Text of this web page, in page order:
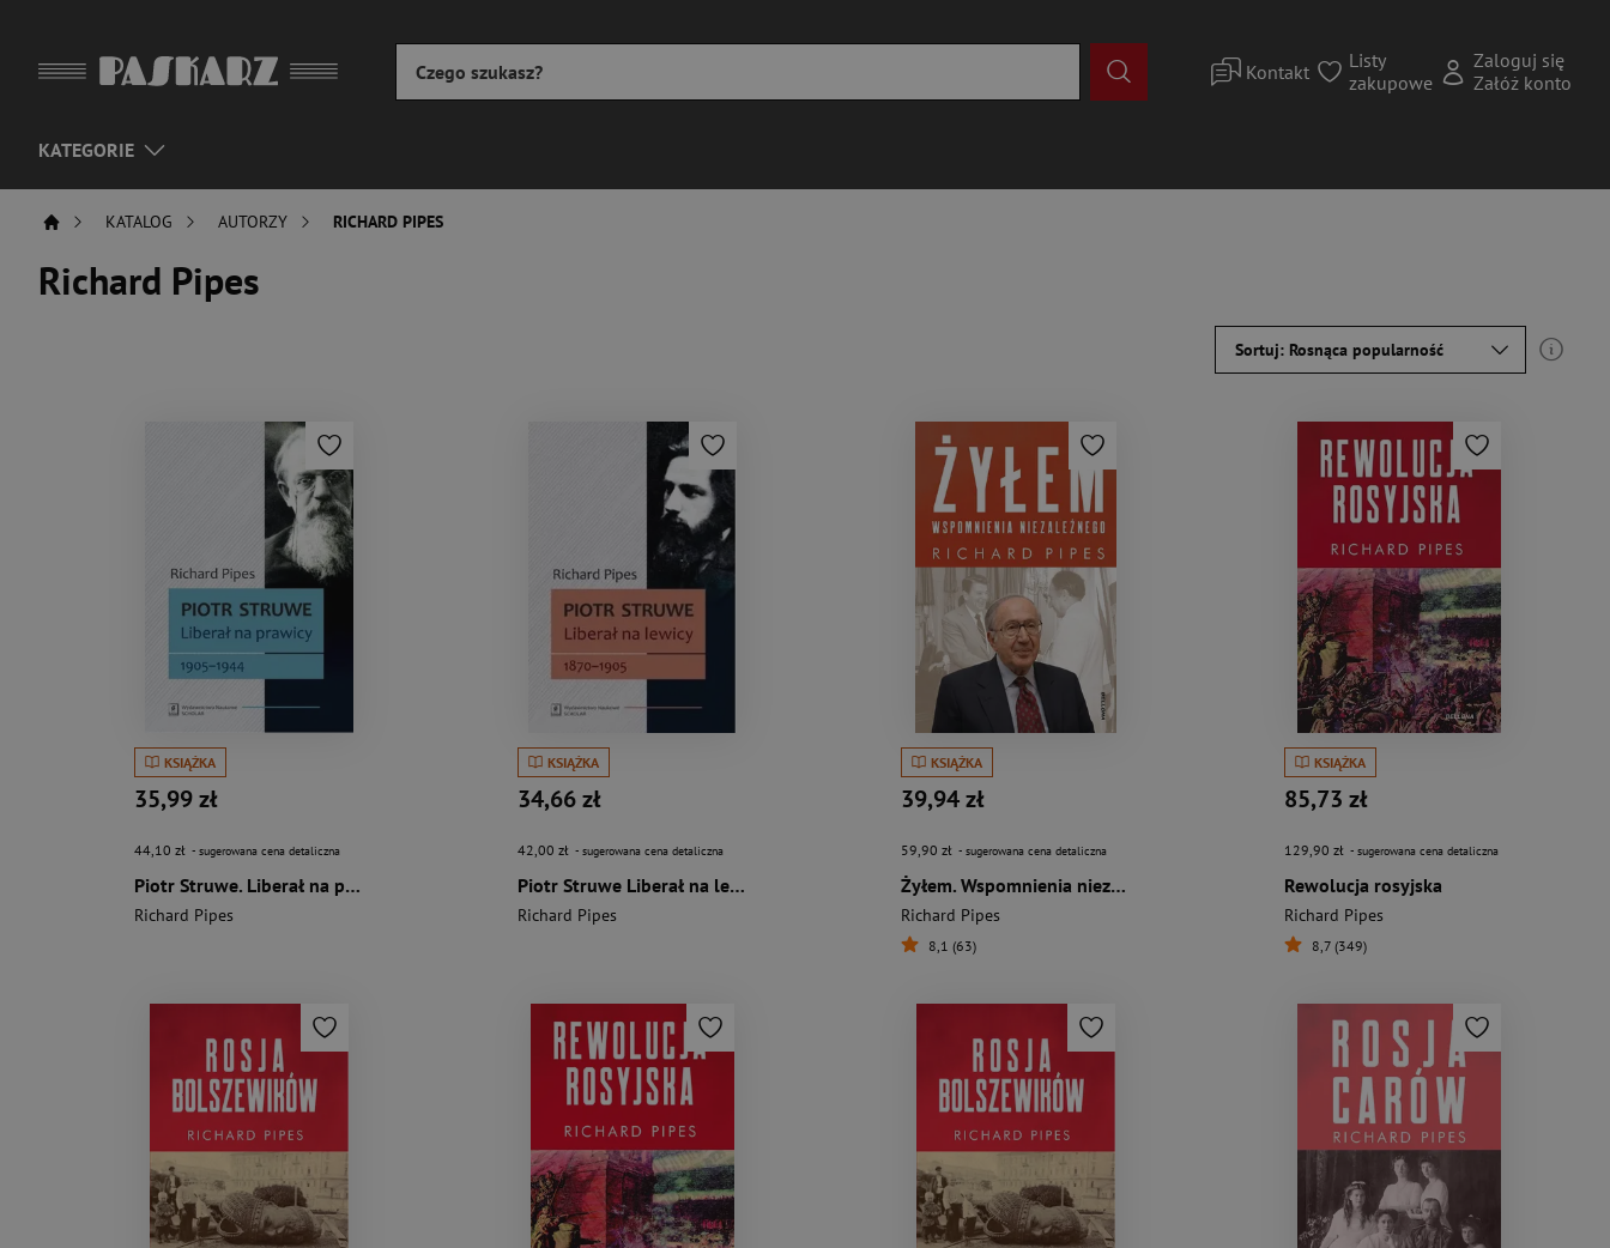
Kontakt
Listy
zakupowe
Zaloguj się
Załóż konto
KATEGORIE
KATALOG AUTORZY RICHARD PIPES
Richard Pipes
Sortuj: Rosnąca popularność
KSIĄŻKA
35,99 zł
44,10 zł - sugerowana cena detaliczna
Piotr Struwe. Liberał na prawicy 1905-1944 tom 2
Richard Pipes
KSIĄŻKA
34,66 zł
42,00 zł - sugerowana cena detaliczna
Piotr Struwe Liberał na lewicy 1870-1905 (tom 1)
Richard Pipes
KSIĄŻKA
39,94 zł
59,90 zł - sugerowana cena detaliczna
Żyłem. Wspomnienia niezależnego
Richard Pipes
8,1 (63)
KSIĄŻKA
85,73 zł
129,90 zł - sugerowana cena detaliczna
Rewolucja rosyjska
Richard Pipes
8,7 (349)